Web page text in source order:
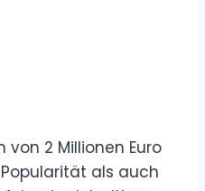
von 2 Millionen Euro
als auch